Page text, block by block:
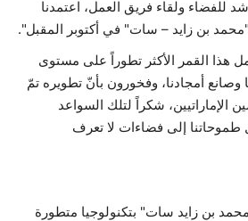
للفضاء ولقاء فريق العمل، اعتمدنا
بن زايد – سات" في أكتوبر المقبل".
هذا القمر الأكثر تطوراً على مستوى
أمجادنا، وفخورون بأنّ تطويره تمّ
الإماراتيين، شكراً لتلك السواعد
إلى فضاءات لا تعرف
بن زايد سات" بتكنولوجيا متطورة